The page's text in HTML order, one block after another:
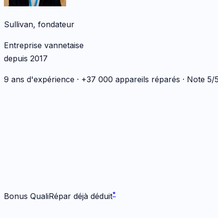
Sullivan, fondateur
Entreprise vannetaise
depuis 2017
9 ans d'expérience · +37 000 appareils réparés · Note
Bonus QualiRépar déjà déduit*